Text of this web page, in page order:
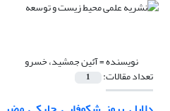
نویسنده =آئین جمشید، خسرو
تعداد مقالات: 1